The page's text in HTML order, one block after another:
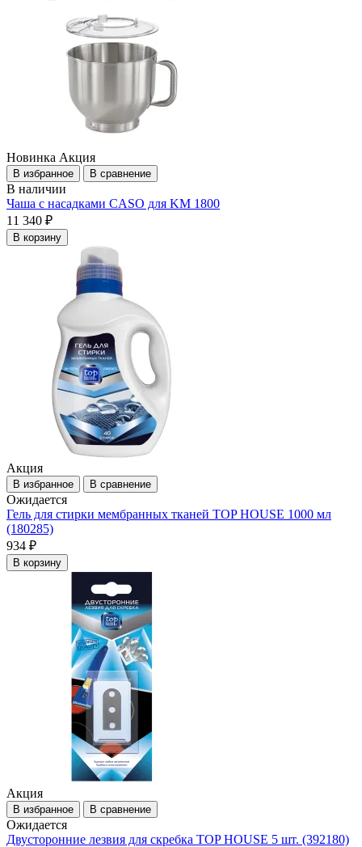
Новинка Акция
В избранное В сравнение
В наличии
Чаша c насадками CASO для KM 1800
11 340 ₽
В корзину
Акция
В избранное В сравнение
Ожидается
Гель для стирки мембранных тканей TOP HOUSE 1000 мл
(180285)
934 ₽
В корзину
Акция
В избранное В сравнение
Ожидается
Двусторонние лезвия для скребка TOP HOUSE 5 шт. (392180)